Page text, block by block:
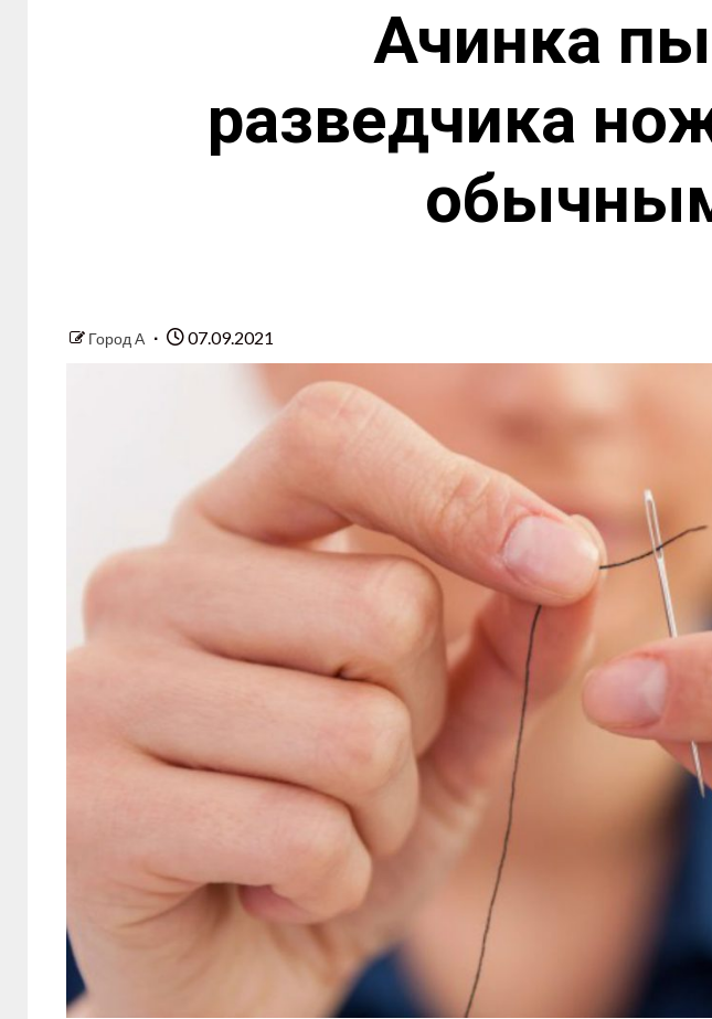
Ачинка
разведчика
Город А 07.09.2021